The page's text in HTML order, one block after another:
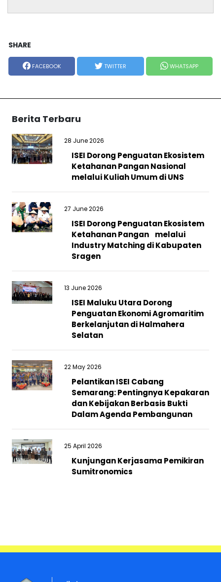
SHARE
FACEBOOK TWITTER WHATSAPP
Berita Terbaru
28 June 2026
ISEI Dorong Penguatan Ekosistem
Ketahanan Pangan Nasional
melalui Kuliah Umum di UNS
27 June 2026
ISEI Dorong Penguatan Ekosistem
Ketahanan Pangan melalui
Industry Matching di Kabupaten
Sragen
13 June 2026
ISEI Maluku Utara Dorong
Penguatan Ekonomi Agromaritim
Berkelanjutan di Halmahera
Selatan
22 May 2026
Pelantikan ISEI Cabang
Semarang: Pentingnya Kepakaran
dan Kebijakan Berbasis Bukti
Dalam Agenda Pembangunan
25 April 2026
Kunjungan Kerjasama Pemikiran
Sumitronomics